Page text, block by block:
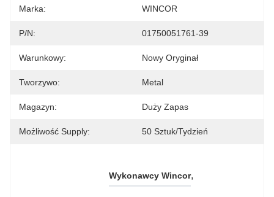
Marka: WINCOR
P/N: 01750051761-39
Warunkowy: Nowy Oryginał
Tworzywo: Metal
Magazyn: Duży Zapas
Możliwość Supply: 50 Sztuk/tydzień
Wykonawcy Wincor,